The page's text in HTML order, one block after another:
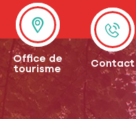
Office de
tourisme
Contact